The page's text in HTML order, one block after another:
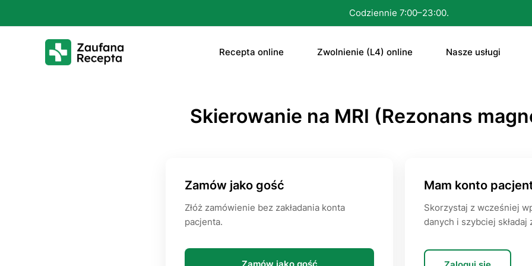
Konsultacja nawet w 15 minut.
Rесерtа online
ΤаbIеtkа “ԁzіеń ро”
Zwolnienie (L4) online
Zwolnienie lekarskie na studia
Nasze usługi
E-zwоInіenіе
Dowolne
RTG
ΤаbIеtkа “ԁzіеń
Skierowanie na MRI (Rezonans
Zamów jako gość
Złóż zamówienie bez zakładania konta
pacjenta.
Zamów jako gość
Mam konto
Skorzystaj z wcześniej
danych i szybciej składaj